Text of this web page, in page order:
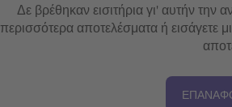
Δε βρέθηκαν εισιτήρια γι' αυτήν την
περισσότερα αποτελέσματα ή εισάγετε